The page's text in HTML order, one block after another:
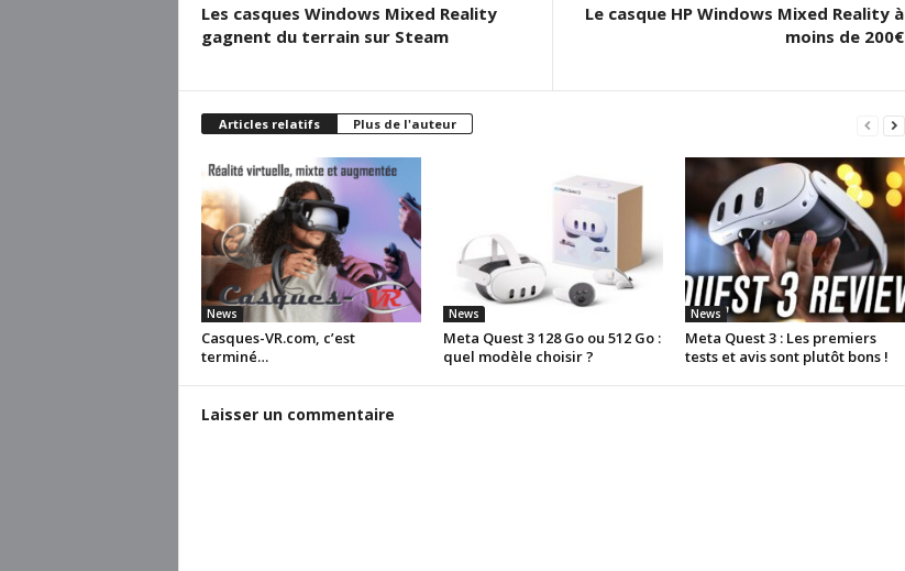
Les casques Windows Mixed Reality
gagnent du terrain sur Steam
Le casque HP Windows Mixed Reality à
moins de 200€
Articles relatifs Plus de l'auteur
News
Casques-VR.com, c’est
terminé…
News
Meta Quest 3 128 Go ou 512 Go :
quel modèle choisir ?
News
Meta Quest 3 : Les premiers
tests et avis sont plutôt bons !
Laisser un commentaire